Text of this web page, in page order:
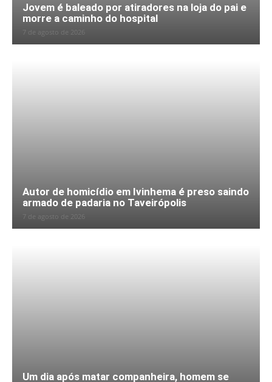
Jovem é baleado por atiradores na loja do pai e
morre a caminho do hospital
7 de agosto de 2026
Autor de homicídio em Ivinhema é preso saindo
armado de padaria no Taveirópolis
7 de agosto de 2026
Um dia após matar companheira, homem se